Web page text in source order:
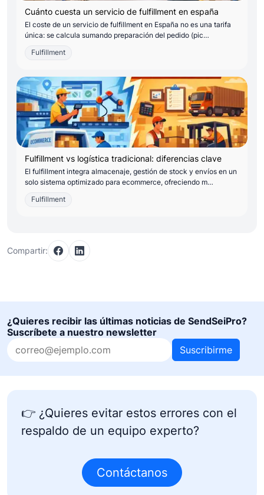
Cuánto cuesta un servicio de fulfillment en españa
El coste de un servicio de fulfillment en España no es una tarifa
única: se calcula sumando preparación del pedido (pic…
Fulfillment
Fulfillment vs logística tradicional: diferencias clave
El fulfillment integra almacenaje, gestión de stock y envíos en un
solo sistema optimizado para ecommerce, ofreciendo m…
Fulfillment
Compartir:
¿Quieres recibir las últimas noticias de SendSeiPro?
Suscríbete a nuestro newsletter
Suscribirme
👉 ¿Quieres evitar estos errores con el
respaldo de un equipo experto?
Contáctanos